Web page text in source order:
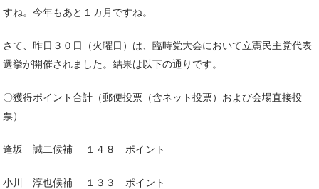
すね。今年もあと１カ月ですね。
さて、昨日３０日（火曜日）は、臨時党大会において立憲民主党代表
選挙が開催されました。結果は以下の通りです。
〇獲得ポイント合計（郵便投票（含ネット投票）および会場直接投
票）
逢坂 誠二候補 １４８ ポイント
小川 淳也候補 １３３ ポイント